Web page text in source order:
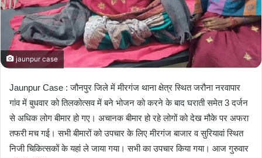
jaunpur case
Jaunpur Case : जौनपुर जिले में मीरगंज थाना क्षेत्र स्थित जरौना नरवापार
गांव में बुधवार को तिलकोत्सव में बने भोजन को करने के बाद घराती समेत 3 दर्जन
से अधिक लोग बीमार हो गए। अचानक बीमार हो रहे लोगों को देख मौके पर अफरा
तफरी मच गई। सभी बीमारों को उपचार के लिए मीरगंज बाजार व सुरियावां स्थित
निजी चिकित्सकों के यहां ले जाया गया। सभी का उपचार किया गया। आज गुरुवार